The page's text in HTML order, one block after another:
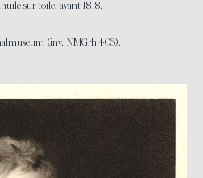
sur toile, avant 1818.
(inv. NMGrh 403).